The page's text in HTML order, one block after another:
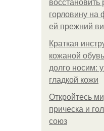
восстановить
горловину на
ей прежний
Краткая
кожаной
долго носим:
гладкой кожи
Откройтесь
прическа и
союз